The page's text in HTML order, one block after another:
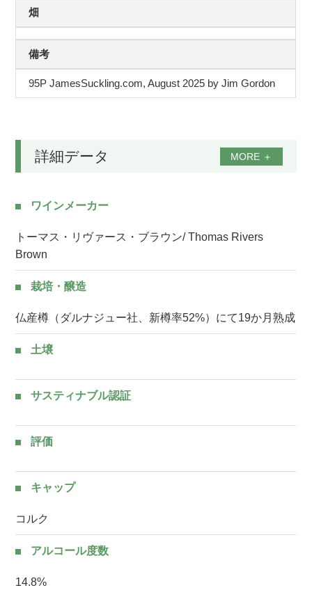
畑
備考
95P JamesSuckling.com, August 2025 by Jim Gordon
詳細データ MORE ＋
ワインメーカー
トーマス・リヴァース・ブラウン/ Thomas Rivers
Brown
栽培・醸造
仏産樽（ダルナジュー社、新樽率52%）にて19か月熟成
土壌
サスティナブル認証
評価
キャップ
コルク
アルコール度数
14.8%